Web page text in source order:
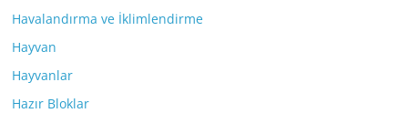
Havalandırma ve İklimlendirme
Hayvan
Hayvanlar
Hazır Bloklar